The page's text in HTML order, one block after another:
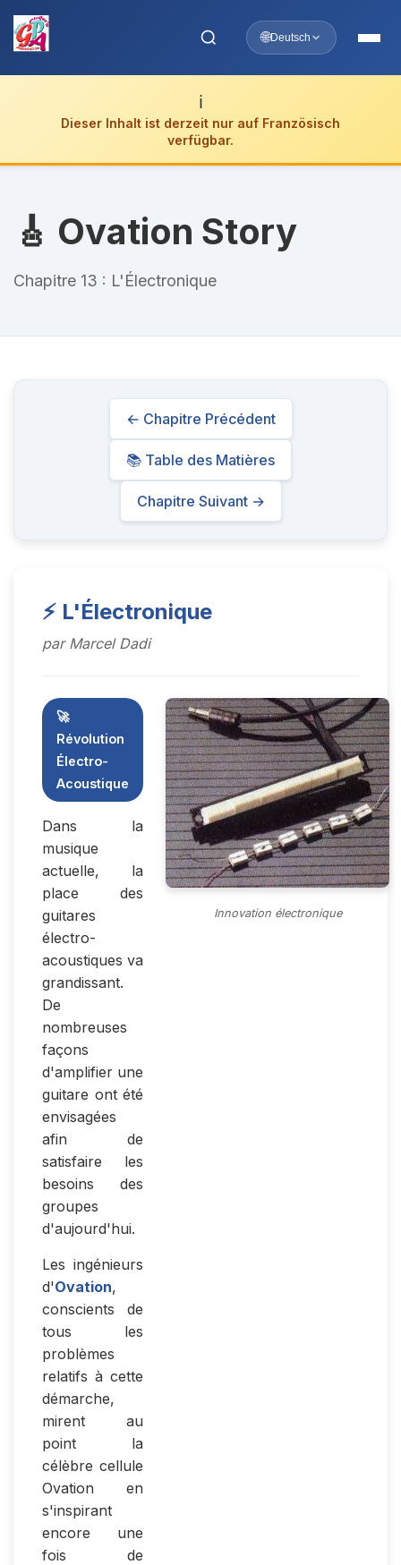
🌐Deutsch
ℹ️
Dieser Inhalt ist derzeit nur auf Französisch
verfügbar.
🎸 Ovation Story
Chapitre 13 : L'Électronique
← Chapitre Précédent
📚 Table des Matières
Chapitre Suivant →
⚡ L'Électronique
par Marcel Dadi
🚀
Révolution
Électro-
Acoustique
Dans la
musique
actuelle, la
place des
guitares
électro-
acoustiques va
grandissant.
De
nombreuses
façons
d'amplifier une
guitare ont été
envisagées
afin de
satisfaire les
besoins des
groupes
d'aujourd'hui.
Les ingénieurs
d'Ovation,
conscients de
tous les
problèmes
relatifs à cette
démarche,
mirent au
point la
célèbre cellule
Ovation en
s'inspirant
encore une
fois de
Innovation électronique